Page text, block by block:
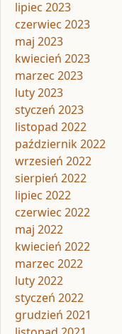
lipiec 2023
czerwiec 2023
maj 2023
kwiecień 2023
marzec 2023
luty 2023
styczeń 2023
listopad 2022
październik 2022
wrzesień 2022
sierpień 2022
lipiec 2022
czerwiec 2022
maj 2022
kwiecień 2022
marzec 2022
luty 2022
styczeń 2022
grudzień 2021